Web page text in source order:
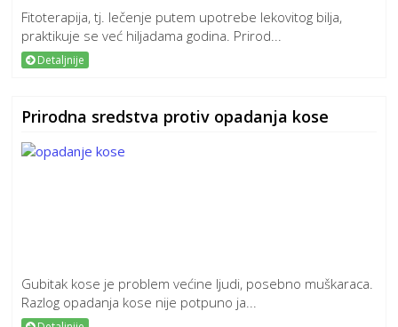
Fitoterapija, tj. lečenje putem upotrebe lekovitog bilja,
praktikuje se već hiljadama godina. Prirod...
Detaljnije
Prirodna sredstva protiv opadanja kose
Gubitak kose je problem većine ljudi, posebno muškaraca.
Razlog opadanja kose nije potpuno ja...